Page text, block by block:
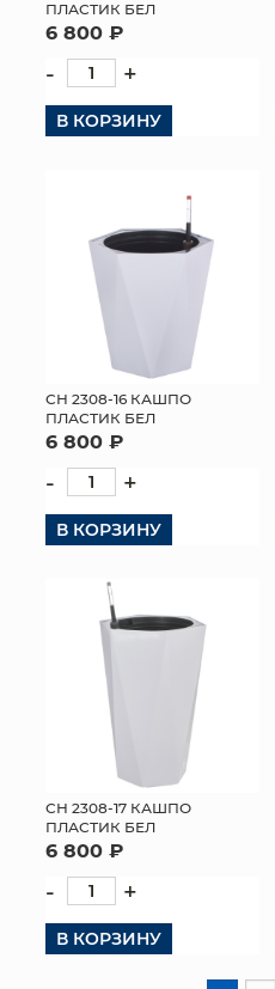
ПЛАСТИК БЕЛ
6 800 ₽
- +
В КОРЗИНУ
СН 2308-16 КАШПО
ПЛАСТИК БЕЛ
6 800 ₽
- +
В КОРЗИНУ
СН 2308-17 КАШПО
ПЛАСТИК БЕЛ
6 800 ₽
- +
В КОРЗИНУ